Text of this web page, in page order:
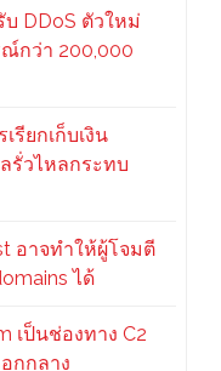
DDoS ตัวใหม่
กว่า 200,000
รียกเก็บเงิน
รั่วไหลกระทบ
อาจทำให้ผู้โจมตี
ได้
เป็นช่องทาง C2
กกลาง